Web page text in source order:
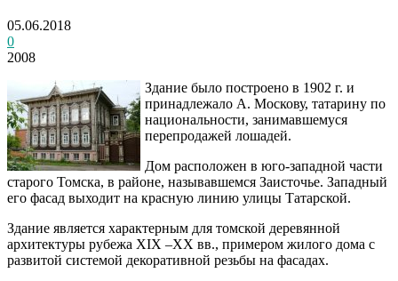
05.06.2018
0
2008
Здание было построено в 1902 г. и
принадлежало А. Москову, татарину по
национальности, занимавшемуся
перепродажей лошадей.
Дом расположен в юго-западной части
старого Томска, в районе, называвшемся Заисточье. Западный
его фасад выходит на красную линию улицы Татарской.
Здание является характерным для томской деревянной
архитектуры рубежа XIX –XX вв., примером жилого дома с
развитой системой декоративной резьбы на фасадах.